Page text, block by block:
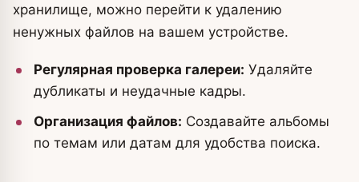
хранилище, можно перейти к удалению
ненужных файлов на вашем устройстве.
Регулярная проверка галереи: Удаляйте
дубликаты и неудачные кадры.
Организация файлов: Создавайте альбомы
по темам или датам для удобства поиска.